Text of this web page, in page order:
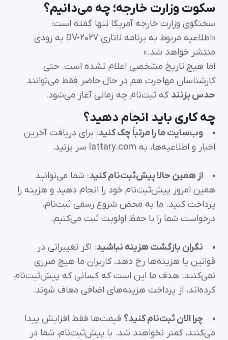
سکوت وزارت خارجه؛ چه می‌دانیم؟
سخنگوی وزارت خارجه آمریکا تنها گفته است:
«اطلاعیه مربوط به برنامه لاتاری DV-2027 به زودی
منتشر خواهد شد.»
اما هیچ تاریخ مشخصی اعلام نشده است. حتی
کارشناسان مهاجرت هم در حال حاضر فقط می‌توانند
حدس بزنند که ثبت‌نام چه زمانی آغاز می‌شود.
چه کاری باید انجام دهید؟
وب‌سایت ما را مرتباً چک کنید: برای دریافت آخرین
اخبار و اطلاعیه‌ها، به lattary.com سر بزنید.
از همین حالا پیش‌ثبت‌نام کنید: شما می‌توانید
همین امروز پیش‌ثبت‌نام خود را انجام دهید و هزینه را
پرداخت کنید. ما به محض شروع رسمی ثبت‌نام،
درخواست شما را با حفظ اولویت ثبت می‌کنیم.
نگران بازگشت هزینه نباشید: اگر تغییراتی در
قوانین یا هزینه‌ها رخ دهد، کاربران ما هیچ ضرری
نمی‌کنند. هدف ما این است که کسانی که پیش‌ثبت‌نام
کرده‌اند، از پرداخت هزینه‌های اضافی معاف شوند.
چرا الان ثبت‌نام کنید؟ قیمت‌ها فقط افزایش پیدا
می‌کنند، کمتر نخواهند شد. با پیش‌ثبت‌نام، شما در